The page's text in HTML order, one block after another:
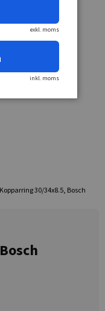
Kopparring 30/34x8.5, Bosch
exkl. moms
inkl. moms